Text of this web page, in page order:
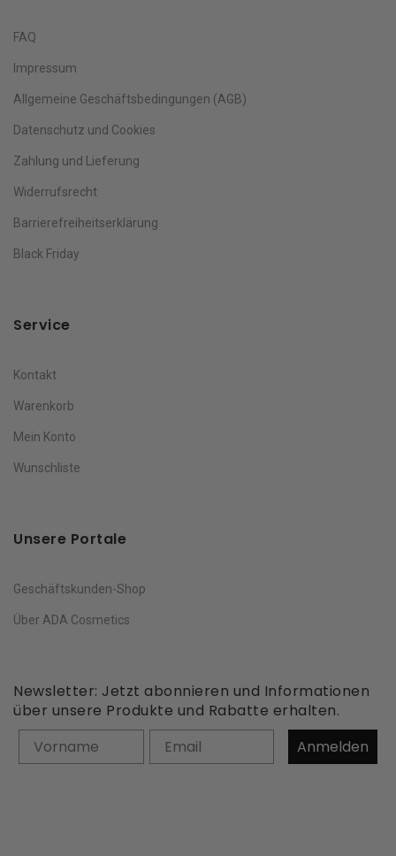
FAQ
Impressum
Allgemeine Geschäftsbedingungen (AGB)
Datenschutz und Cookies
Zahlung und Lieferung
Widerrufsrecht
Barrierefreiheitserklärung
Black Friday
Service
Kontakt
Warenkorb
Mein Konto
Wunschliste
Unsere Portale
Geschäftskunden-Shop
Über ADA Cosmetics
Newsletter: Jetzt abonnieren und Informationen
über unsere Produkte und Rabatte erhalten.
Vorname
Anmelden